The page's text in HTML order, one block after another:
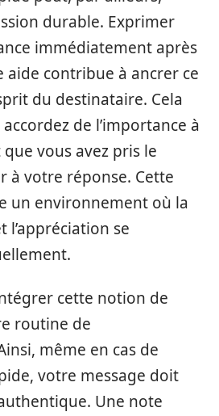
durable. Exprimer
immédiatement après
aide contribue à ancrer ce
du destinataire. Cela
de l’importance à
vous avez pris le
à votre réponse. Cette
un environnement où la
l’appréciation se
cette notion de
routine de
même en cas de
votre message doit
Une note